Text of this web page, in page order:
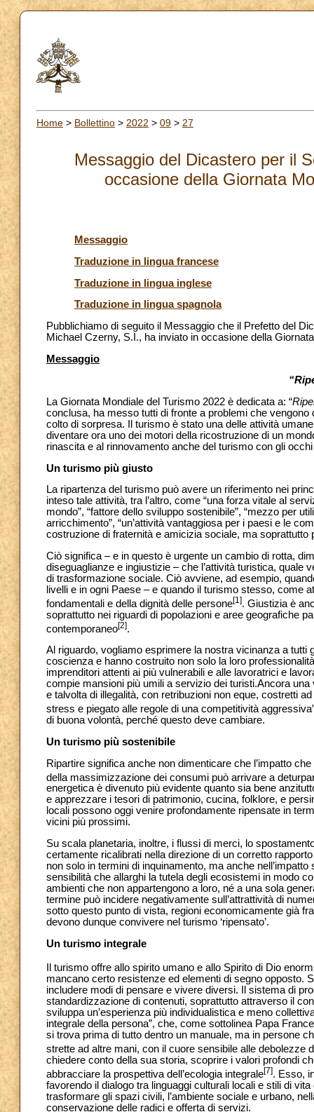
Home > Bollettino > 2022 > 09 > 27
Messaggio del Dicastero per il
occasione della Giornata
Messaggio
Traduzione in lingua francese
Traduzione in lingua inglese
Traduzione in lingua spagnola
Pubblichiamo di seguito il Messaggio che il Prefetto del
Michael Czerny, S.I., ha inviato in occasione della
Messaggio
La Giornata Mondiale del Turismo 2022 è dedicata a: “
conclusa, ha messo tutti di fronte a problemi che
colto di sorpresa. Il turismo è stato una delle attività
diventare ora uno dei motori della ricostruzione di un
rinascita e al rinnovamento anche del turismo con gli
Un turismo più giusto
La ripartenza del turismo può avere un riferimento nei
inteso tale attività, tra l’altro, come “una forza vitale al
mondo”, “fattore dello sviluppo sostenibile”, “mezzo per
arricchimento”, “un’attività vantaggiosa per i paesi e le
costruzione di fraternità e amicizia sociale, ma
Ciò significa – e in questo è urgente un cambio di rotta,
diseguaglianze e ingiustizie – che l’attività turistica,
di trasformazione sociale. Ciò avviene, ad esempio,
livelli e in ogni Paese – e quando il turismo stesso, come
fondamentali e della dignità delle persone[1]. Giustizia è
soprattutto nei riguardi di popolazioni e aree geografiche
contemporaneo[2].
Al riguardo, vogliamo esprimere la nostra vicinanza a
coscienza e hanno costruito non solo la loro
imprenditori attenti ai più vulnerabili e alle lavoratrici e
compie mansioni più umili a servizio dei turisti.Ancora
e talvolta di illegalità, con retribuzioni non eque, costretti
stress e piegato alle regole di una competitività
di buona volontà, perché questo deve cambiare.
Un turismo più sostenibile
Ripartire significa anche non dimenticare che l’impatto
della massimizzazione dei consumi può arrivare a
energetica è divenuto più evidente quanto sia bene
e apprezzare i tesori di patrimonio, cucina, folklore, e
locali possono oggi venire profondamente ripensate in
vicini più prossimi.
Su scala planetaria, inoltre, i flussi di merci, lo
certamente ricalibrati nella direzione di un corretto
non solo in termini di inquinamento, ma anche
sensibilità che allarghi la tutela degli ecosistemi in modo
ambienti che non appartengono a loro, né a una sola
termine può incidere negativamente sull’attrattività di
sotto questo punto di vista, regioni economicamente già
devono dunque convivere nel turismo ‘ripensato’.
Un turismo integrale
Il turismo offre allo spirito umano e allo Spirito di Dio
mancano certo resistenze ed elementi di segno opposto.
includere modi di pensare e vivere diversi. Il sistema di
standardizzazione di contenuti, soprattutto attraverso il
sviluppa un’esperienza più individualistica e meno
integrale della persona”, che, come sottolinea Papa
si trova prima di tutto dentro un manuale, ma in persone
strette ad altre mani, con il cuore sensibile alle debolezze
chiedere conto della sua storia, scoprire i valori profondi
abbracciare la prospettiva dell’ecologia integrale[7]. Esso,
favorendo il dialogo tra linguaggi culturali locali e stili di
trasformare gli spazi civili, l’ambiente sociale e urbano,
conservazione delle radici e offerta di servizi.